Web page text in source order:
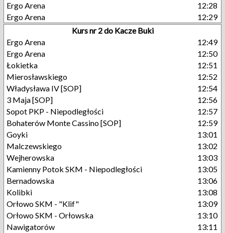
Ergo Arena
12:28
Ergo Arena
12:29
Kurs nr 2 do Kacze Buki
Ergo Arena
12:49
Ergo Arena
12:50
Łokietka
12:51
Mierosławskiego
12:52
Władysława IV [SOP]
12:54
3 Maja [SOP]
12:56
Sopot PKP - Niepodległości
12:57
Bohaterów Monte Cassino [SOP]
12:59
Goyki
13:01
Malczewskiego
13:02
Wejherowska
13:03
Kamienny Potok SKM - Niepodległości
13:05
Bernadowska
13:06
Kolibki
13:08
Orłowo SKM - "Klif"
13:09
Orłowo SKM - Orłowska
13:10
Nawigatorów
13:11